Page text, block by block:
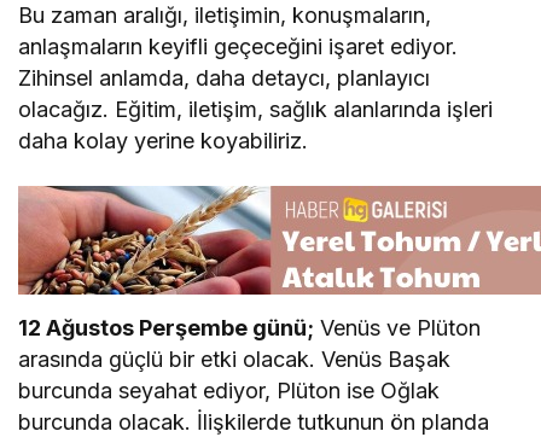
Bu zaman aralığı, iletişimin, konuşmaların,
anlaşmaların keyifli geçeceğini işaret ediyor.
Zihinsel anlamda, daha detaycı, planlayıcı
olacağız. Eğitim, iletişim, sağlık alanlarında işleri
daha kolay yerine koyabiliriz.
12 Ağustos Perşembe günü; Venüs ve Plüton
arasında güçlü bir etki olacak. Venüs Başak
burcunda seyahat ediyor, Plüton ise Oğlak
burcunda olacak. İlişkilerde tutkunun ön planda